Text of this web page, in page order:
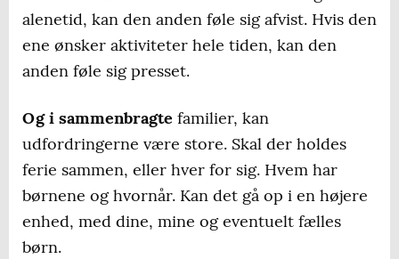
alenetid, kan den anden føle sig afvist. Hvis den
ene ønsker aktiviteter hele tiden, kan den
anden føle sig presset.
Og i sammenbragte familier, kan
udfordringerne være store. Skal der holdes
ferie sammen, eller hver for sig. Hvem har
børnene og hvornår. Kan det gå op i en højere
enhed, med dine, mine og eventuelt fælles
børn.